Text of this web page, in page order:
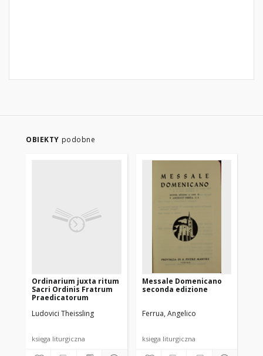
OBIEKTY podobne
Ordinarium juxta ritum
Sacri Ordinis Fratrum
Praedicatorum
Ludovici Theissling
księga liturgiczna
Messale Domenicano
seconda edizione
Ferrua, Angelico
księga liturgiczna